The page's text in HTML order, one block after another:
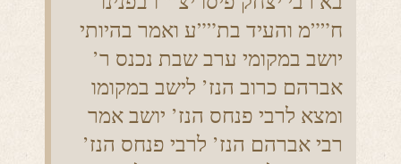
ח””מ והעיד בת””ע ואמר בהיותי
יושב במקומי ערב שבת נכנס ר’
אברהם כרוב הנז’ לישב במקומו
ומצא לרבי פנחס הנז’ יושב אמר
רבי אברהם הנז’ לרבי פנחס הנז’